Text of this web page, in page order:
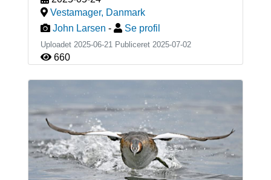
Vestamager, Danmark
John Larsen - Se profil
Uploadet 2025-06-21 Publiceret 2025-07-02
660